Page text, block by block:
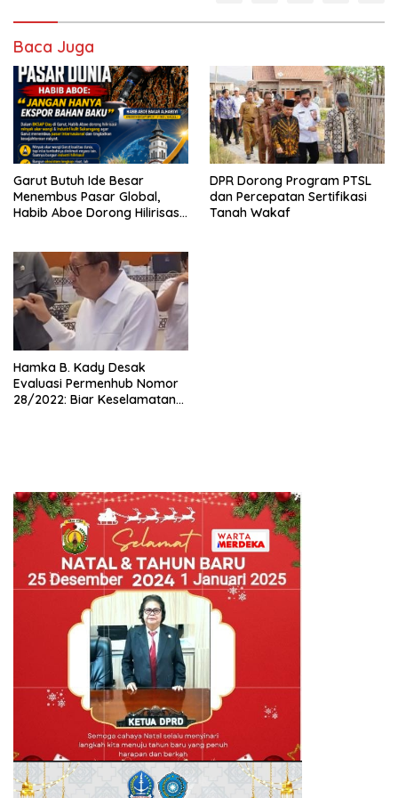
Baca Juga
Garut Butuh Ide Besar
Menembus Pasar Global,
Habib Aboe Dorong Hilirisasi
DPR Dorong Program PTSL
dan Percepatan Sertifikasi
Tanah Wakaf
Hamka B. Kady Desak
Evaluasi Permenhub Nomor
28/2022: Biar Keselamatan